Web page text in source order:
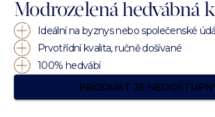
Modrozelená hedvábná
Ideální na byznys nebo společenské
Prvotřídní kvalita, ručně došívané
100% hedvábí
PRODUKT JE